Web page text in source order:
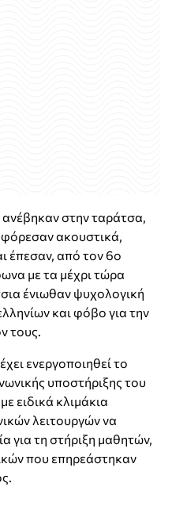
ανέβηκαν στην ταράτσα,
ακουστικά,
έπεσαν, από τον 6ο
με τα μέχρι τώρα
ένιωθαν ψυχολογική
και φόβο για την
τους.
ενεργοποιηθεί το
υποστήριξης του
ειδικά κλιμάκια
λειτουργών να
για τη στήριξη μαθητών,
που επηρεάστηκαν